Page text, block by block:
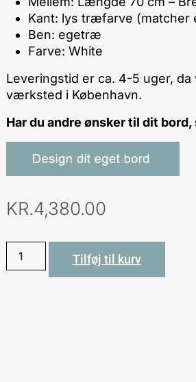
Kant: lys træfarve (matcher
Ben: egetræ
Farve: White
Leveringstid er ca. 4-5 uger,
værksted i København.
Har du andre ønsker til dit
KR.4,380.00
Tilføj til kurv